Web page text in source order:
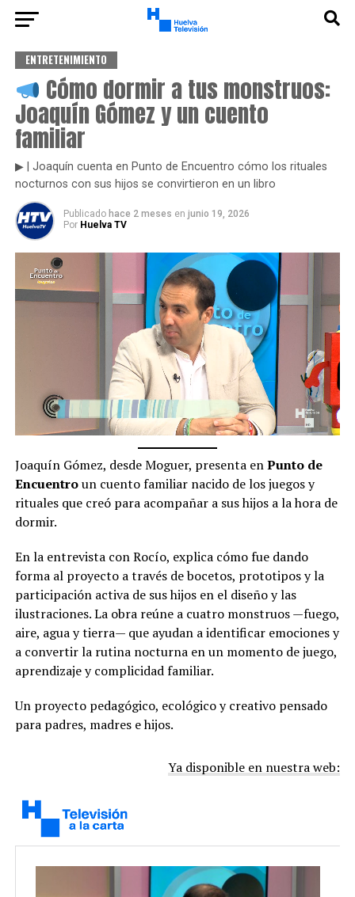
ENTRETENIMIENTO
Cómo dormir a tus monstruos:
Joaquín Gómez y un cuento
familiar
▶ | Joaquín cuenta en Punto de Encuentro cómo los rituales
nocturnos con sus hijos se convirtieron en un libro
Publicado hace 2 meses en junio 19, 2026
Por Huelva TV
Joaquín Gómez, desde Moguer, presenta enPunto de
Encuentroun cuento familiar nacido de los juegos y
rituales que creó para acompañar a sus hijos a la hora de
dormir.
En la entrevista con Rocío, explica cómo fue dando
forma al proyecto a través de bocetos, prototipos y la
participación activa de sus hijos en el diseño y las
ilustraciones. La obra reúne a cuatro monstruos —fuego,
aire, agua y tierra— que ayudan a identificar emociones y
a convertir la rutina nocturna en un momento de juego,
aprendizaje y complicidad familiar.
Un proyecto pedagógico, ecológico y creativo pensado
para padres, madres e hijos.
Ya disponible en nuestra web: